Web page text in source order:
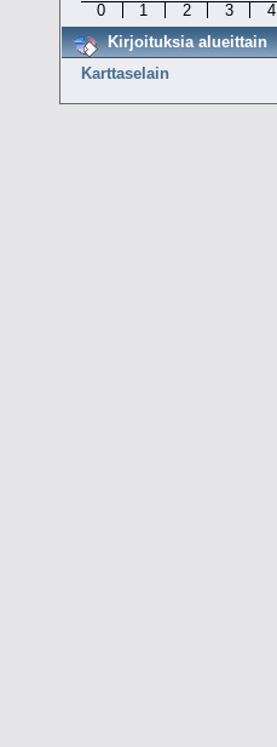
0 1 2 3 4
Kirjoituksia alueittain
Karttaselain